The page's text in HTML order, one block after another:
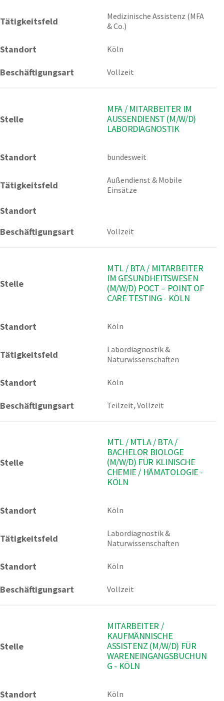
Tätigkeitsfeld
Medizinische Assistenz (MFA
& Co.)
Standort Köln
Beschäftigungsart Vollzeit
Stelle
MFA / MITARBEITER IM
AUSSENDIENST (M/W/D) L
ABORDIAGNOSTIK
Standort bundesweit
Tätigkeitsfeld
Außendienst & Mobile
Einsätze
Standort
Beschäftigungsart
Vollzeit
Stelle
MTL / BTA / MITARBEITER
IM GESUNDHEITSWESEN
(M/W/D) POCT – POINT OF
CARE TESTING - KÖLN
Standort Köln
Tätigkeitsfeld
Labordiagnostik &
Naturwissenschaften
Standort Köln
Beschäftigungsart Teilzeit, Vollzeit
Stelle
MTL / MTLA / BTA /
BACHELOR BIOLOGE
(M/W/D) FÜR KLINISCHE
CHEMIE / HÄMATOLOGIE -
KÖLN
Standort Köln
Tätigkeitsfeld
Labordiagnostik &
Naturwissenschaften
Standort Köln
Beschäftigungsart Vollzeit
Stelle
MITARBEITER /
KAUFMÄNNISCHE
ASSISTENZ (M/W/D) FÜR
WARENEINGANGSBUCHUN
G - KÖLN
Standort Köln